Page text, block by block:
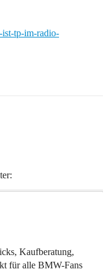
tp-im-radio-
Kaufberatung,
für alle BMW-Fans